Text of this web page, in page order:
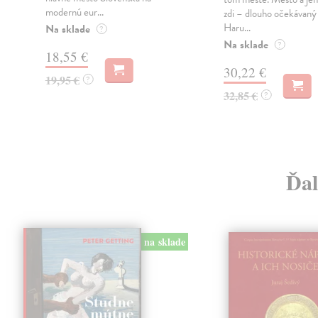
modernú eur...
Na sklade ?
18,55 €
19,95 € ?
zdi – dlouho
Haru...
Na sklade ?
30,22 €
32,85 € ?
na sklade